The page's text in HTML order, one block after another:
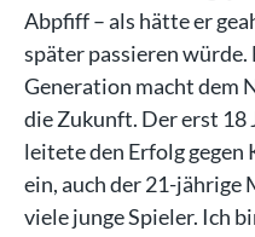
Abpfiff – als hätte er
später passieren würde.
Generation macht dem
die Zukunft. Der erst 18
leitete den Erfolg
ein, auch der 21-jährige
viele junge Spieler. Ich